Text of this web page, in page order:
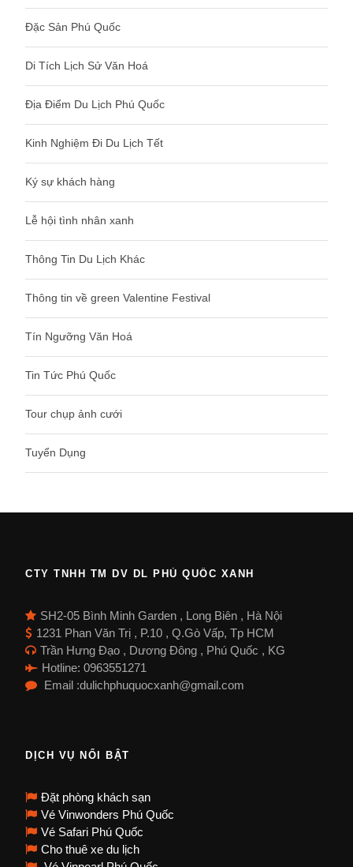
Đặc Sản Phú Quốc
Di Tích Lịch Sử Văn Hoá
Địa Điểm Du Lịch Phú Quốc
Kinh Nghiệm Đi Du Lịch Tết
Ký sự khách hàng
Lễ hội tình nhân xanh
Thông Tin Du Lịch Khác
Thông tin về green Valentine Festival
Tín Ngưỡng Văn Hoá
Tin Tức Phú Quốc
Tour chụp ảnh cưới
Tuyển Dụng
CTY TNHH TM DV DL PHÚ QUỐC XANH
SH2-05 Bình Minh Garden , Long Biên , Hà Nội
1231 Phan Văn Trị , P.10 , Q.Gò Vấp, Tp HCM
Trần Hưng Đạo , Dương Đông , Phú Quốc , KG
Hotline: 0963551271
Email :dulichphuquocxanh@gmail.com
DỊCH VỤ NỔI BẬT
Đặt phòng khách sạn
Vé Vinwonders Phú Quốc
Vé Safari Phú Quốc
Cho thuê xe du lịch